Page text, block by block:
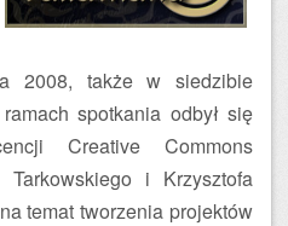
2008, także w siedzibie
spotkania odbył się
Creative Commons
i Krzysztofa
temat tworzenia projektów